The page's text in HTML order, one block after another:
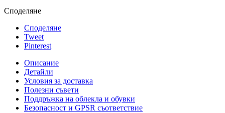
Споделяне
Споделяне
Tweet
Pinterest
Описание
Детайли
Условия за доставка
Полезни съвети
Поддръжка на облекла и обувки
Безопасност и GPSR съответствие